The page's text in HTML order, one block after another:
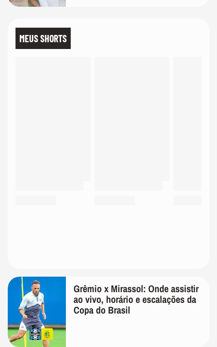
MEUS SHORTS
Grêmio x Mirassol: Onde assistir
ao vivo, horário e escalações da
Copa do Brasil